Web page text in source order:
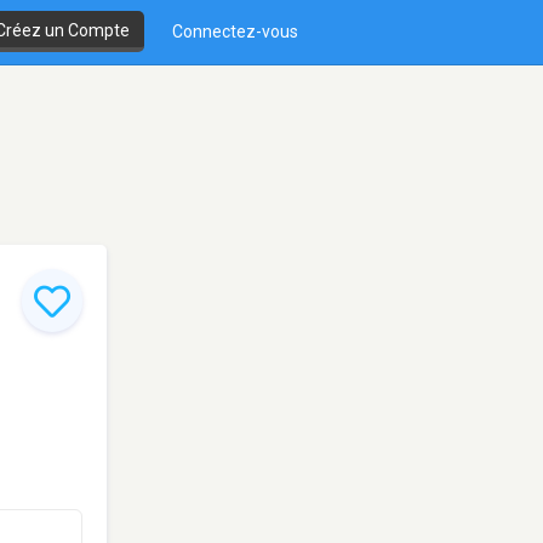
un Compte Connectez-vous